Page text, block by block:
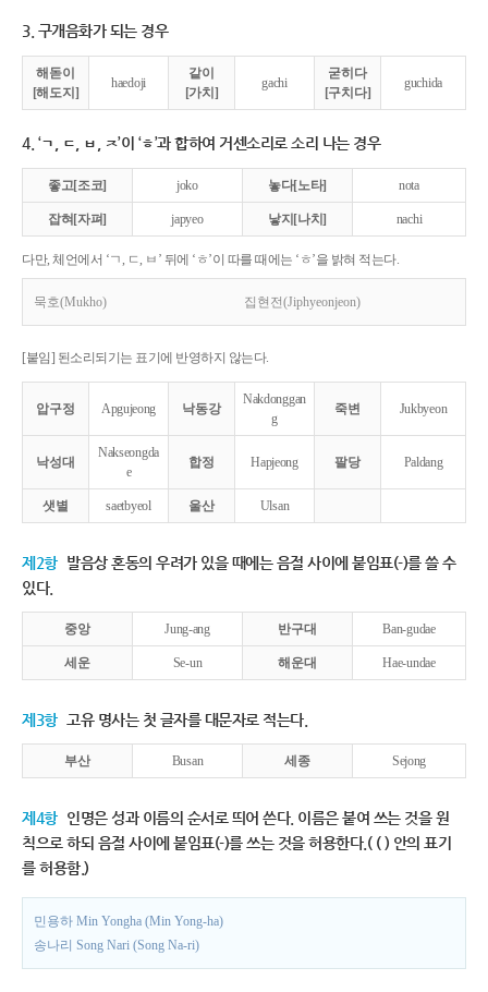
3. 구개음화가 되는 경우
해돋이
[해도지]
haedoji
같이
[가치]
gachi
굳히다
[구치다]
guchida
4. ‘ㄱ, ㄷ, ㅂ, ㅈ’이 ‘ㅎ’과 합하여 거센소리로 소리 나는 경우
좋고[조코] joko 놓다[노타] nota
잡혀[자펴] japyeo 낳지[나치] nachi
다만, 체언에서 ‘ㄱ, ㄷ, ㅂ’ 뒤에 ‘ㅎ’이 따를 때에는 ‘ㅎ’을 밝혀 적는다.
묵호(Mukho) 집현전(Jiphyeonjeon)
[붙임] 된소리되기는 표기에 반영하지 않는다.
압구정 Apgujeong 낙동강
Nakdonggan
g
죽변 Jukbyeon
낙성대
Nakseongda
e
합정 Hapjeong 팔당 Paldang
샛별 saetbyeol 울산 Ulsan
제2항 발음상 혼동의 우려가 있을 때에는 음절 사이에 붙임표(-)를 쓸 수
있다.
중앙 Jung-ang 반구대 Ban-gudae
세운 Se-un 해운대 Hae-undae
제3항 고유 명사는 첫 글자를 대문자로 적는다.
부산 Busan 세종 Sejong
제4항 인명은 성과 이름의 순서로 띄어 쓴다. 이름은 붙여 쓰는 것을 원
칙으로 하되 음절 사이에 붙임표(-)를 쓰는 것을 허용한다.( ( ) 안의 표기
를 허용함.)
민용하 Min Yongha (Min Yong-ha)
송나리 Song Nari (Song Na-ri)